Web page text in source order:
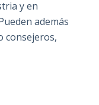
y en
además
consejeros,